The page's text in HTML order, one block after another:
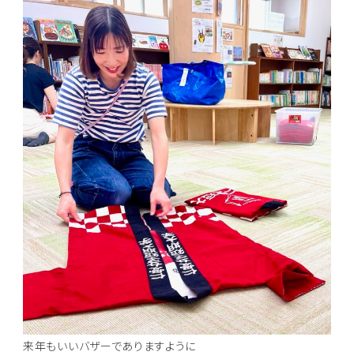
来年もいいバザーでありますように